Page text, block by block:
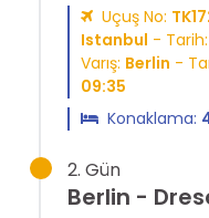
Uçuş No:
Istanbul - Tarih:
Varış: Berlin -
09:35
Konaklama:
2. Gün
Berlin -